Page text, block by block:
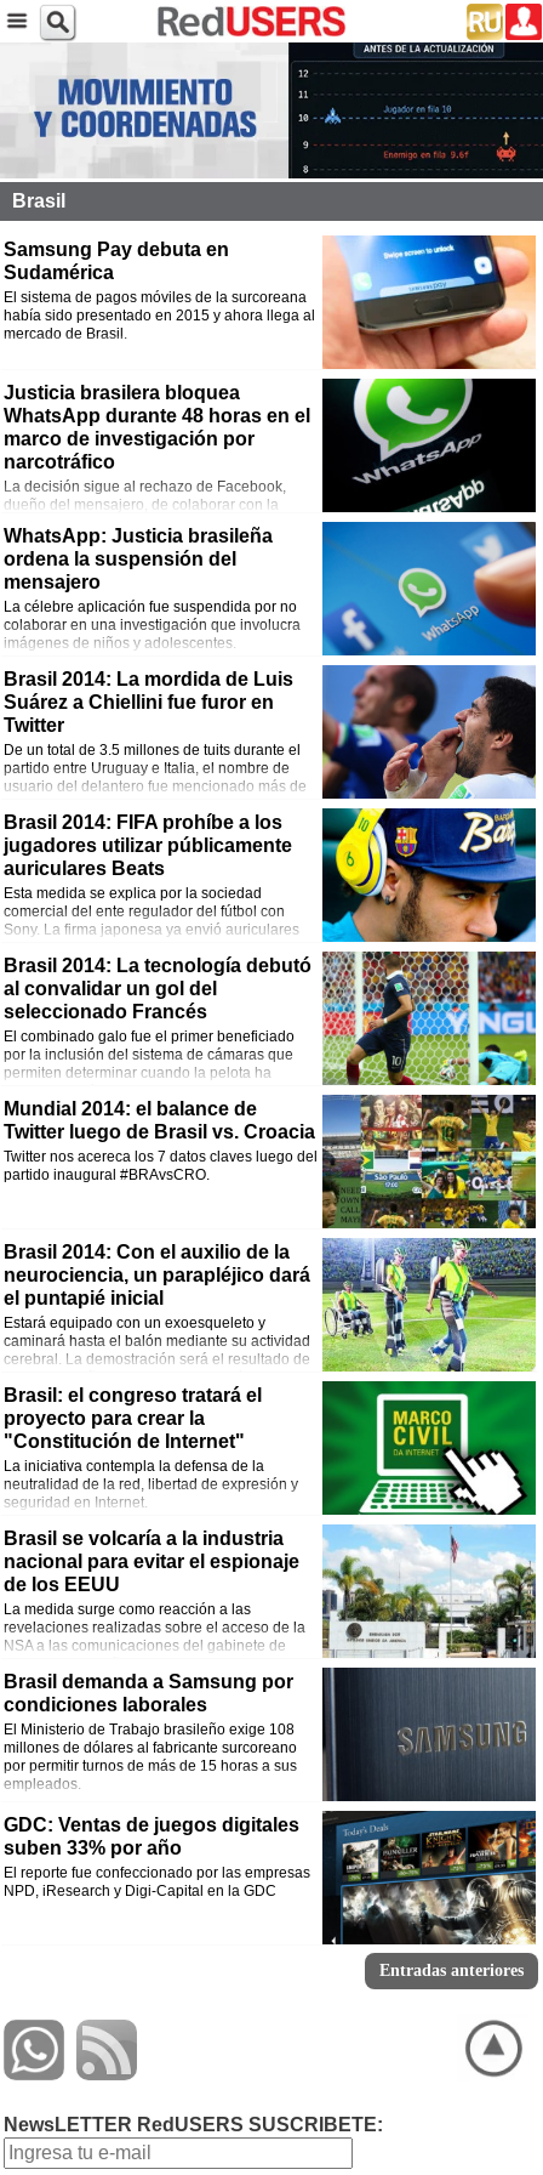
Brasil
Samsung Pay debuta en
Sudamérica
El sistema de pagos móviles de la surcoreana
había sido presentado en 2015 y ahora llega al
mercado de Brasil.
Justicia brasilera bloquea
WhatsApp durante 48 horas en el
marco de investigación por
narcotráfico
La decisión sigue al rechazo de Facebook,
dueño del mensajero, de colaborar con la
policía de Brasil que solicitó mensajes de un acusado de importar droga de
Colombia y Paraguay.
WhatsApp: Justicia brasileña
ordena la suspensión del
mensajero
La célebre aplicación fue suspendida por no
colaborar en una investigación que involucra
imágenes de niños y adolescentes.
Brasil 2014: La mordida de Luis
Suárez a Chiellini fue furor en
Twitter
De un total de 3.5 millones de tuits durante el
partido entre Uruguay e Italia, el nombre de
usuario del delantero fue mencionado más de
Brasil 2014: FIFA prohíbe a los
jugadores utilizar públicamente
auriculares Beats
Esta medida se explica por la sociedad
comercial del ente regulador del fútbol con
Sony. La firma japonesa ya envió auriculares
Brasil 2014: La tecnología debutó
al convalidar un gol del
seleccionado Francés
El combinado galo fue el primer beneficiado
por la inclusión del sistema de cámaras que
permiten determinar cuando la pelota ha
Mundial 2014: el balance de
Twitter luego de Brasil vs. Croacia
Twitter nos acereca los 7 datos claves luego del
partido inaugural #BRAvsCRO.
Brasil 2014: Con el auxilio de la
neurociencia, un parapléjico dará
el puntapié inicial
Estará equipado con un exoesqueleto y
caminará hasta el balón mediante su actividad
cerebral. La demostración será el resultado de
tecnológico.
Brasil: el congreso tratará el
proyecto para crear la
"Constitución de Internet"
La iniciativa contempla la defensa de la
neutralidad de la red, libertad de expresión y
seguridad en Internet.
Brasil se volcaría a la industria
nacional para evitar el espionaje
de los EEUU
La medida surge como reacción a las
revelaciones realizadas sobre el acceso de la
NSA a las comunicaciones del gabinete de
espera un cambio legislativo dentro de los próximos 45 días.
Brasil demanda a Samsung por
condiciones laborales
El Ministerio de Trabajo brasileño exige 108
millones de dólares al fabricante surcoreano
por permitir turnos de más de 15 horas a sus
empleados.
GDC: Ventas de juegos digitales
suben 33% por año
El reporte fue confeccionado por las empresas
NPD, iResearch y Digi-Capital en la GDC
Entradas anteriores
NewsLETTER RedUSERS SUSCRIBETE: